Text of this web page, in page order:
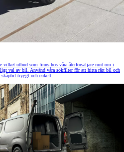
vilket utbud som finns hos våra återförsäljare runt om i
val av bil. Använd våra sökfilter för att hitta rätt bil och
skåpbil tryggt och enkelt.